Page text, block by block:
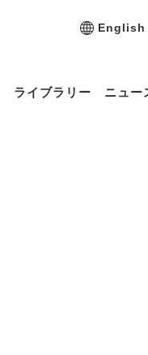
English
ライブラリー ニュー